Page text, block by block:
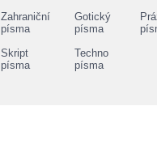
Zahraniční
písma
Gotický
písma
Skript
písma
Techno
písma